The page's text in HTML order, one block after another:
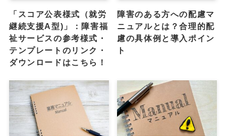
「スコア公表様式（就労
継続支援A型)」：障害福
祉サービスの参考様式・
テンプレートのリンク・
ダウンロードはこちら！
障害のある方への配慮マ
ニュアルとは？合理的配
慮の具体例と導入ポイン
ト